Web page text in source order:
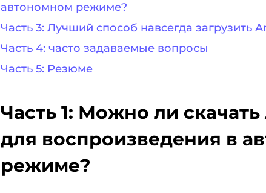
автономном режиме?
Часть 3: Лучший способ навсегда загрузить
Часть 4: часто задаваемые вопросы
Часть 5: Резюме
Часть 1: Можно ли
для воспроизведения в
режиме?